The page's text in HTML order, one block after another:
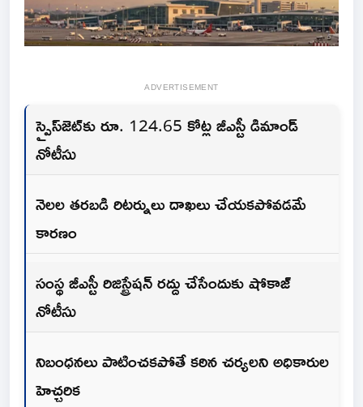
ADVERTISEMENT
స్పైస్‌జెట్‌కు రూ. 124.65 కోట్ల జీఎస్టీ డిమాండ్
నోటీసు
నెలల తరబడి రిటర్నులు దాఖలు చేయకపోవడమే
కారణం
సంస్థ జీఎస్టీ రిజిస్ట్రేషన్ రద్దు చేసేందుకు షోకాజ్
నోటీసు
నిబంధనలు పాటించకపోతే కఠిన చర్యలని అధికారుల
హెచ్చరిక